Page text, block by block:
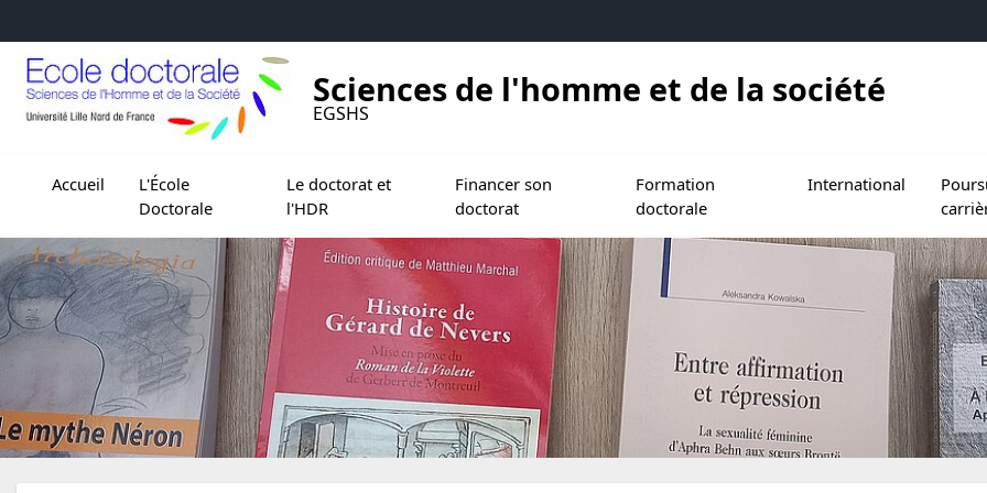
Sciences de l'homme et de la société
EGSHS
Accueil
L'École
Doctorale
Le doctorat et
l'HDR
Financer son
doctorat
Formation
doctorale
International